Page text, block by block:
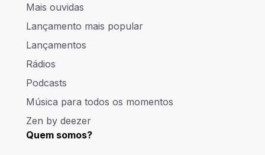
Mais ouvidas
Lançamento mais popular
Lançamentos
Rádios
Podcasts
Música para todos os momentos
Zen by deezer
Quem somos?